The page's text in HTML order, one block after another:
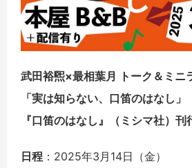
武田裕煕×最相葉月 トーク＆ミニ
「実は知らない、口笛のはなし」
『口笛のはなし』（ミシマ社）刊
日程 ：2025年3月14日（金）